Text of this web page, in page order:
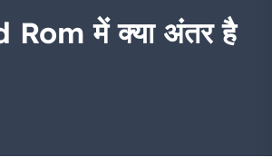
Rom में क्या अंतर है